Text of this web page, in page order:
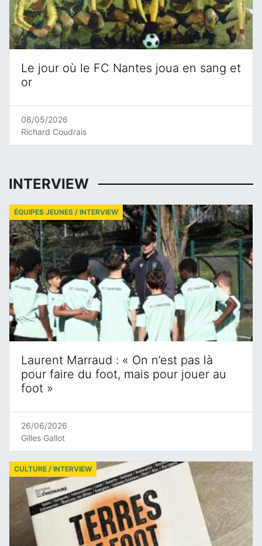
Le jour où le FC Nantes joua en sang et
or
08/05/2026
Richard Coudrais
INTERVIEW
Laurent Marraud : « On n’est pas là
pour faire du foot, mais pour jouer au
foot »
ÉQUIPES JEUNES / INTERVIEW
26/06/2026
Gilles Gallot
CULTURE / INTERVIEW